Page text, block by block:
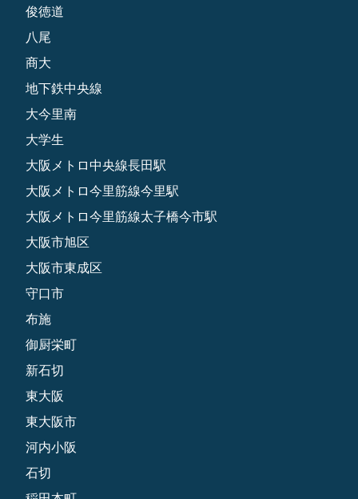
俊徳道
八尾
商大
地下鉄中央線
大今里南
大学生
大阪メトロ中央線長田駅
大阪メトロ今里筋線今里駅
大阪メトロ今里筋線太子橋今市駅
大阪市旭区
大阪市東成区
守口市
布施
御厨栄町
新石切
東大阪
東大阪市
河内小阪
石切